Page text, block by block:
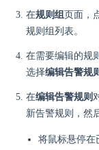
在规则组页面，
规则组列表。
在需要编辑的规
选择编辑告警规
在编辑告警规则
新告警规则，然
将鼠标悬停在